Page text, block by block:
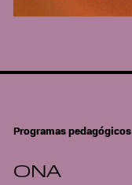
Programas pedagógicos
ONA